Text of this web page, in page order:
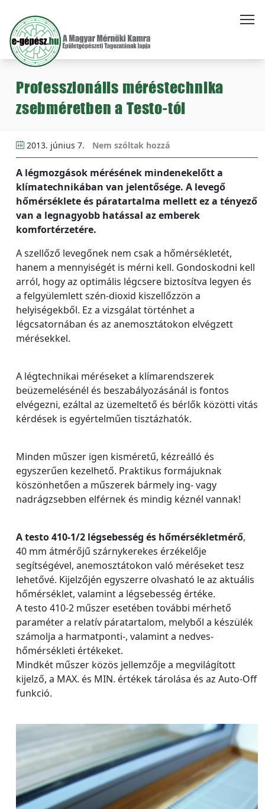
Professzionális méréstechnika
zsebméretben a Testo-tól
2013. június 7. Nem szóltak hozzá
A légmozgások mérésének mindenekelőtt a
klímatechnikában van jelentősége. A levegő
hőmérséklete és páratartalma mellett ez a tényező
van a legnagyobb hatással az emberek
komfortérzetére.
A szellőző levegőnek nem csak a hőmérsékletét,
hanem a mennyiségét is mérni kell. Gondoskodni kell
arról, hogy az optimális légcsere biztosítva legyen és
a felgyülemlett szén-dioxid kiszellőzzön a
helyiségekből. Ez a vizsgálat történhet a
légcsatornában és az anemosztátokon elvégzett
mérésekkel.
A légtechnikai méréseket a klímarendszerek
beüzemelésénél és beszabályozásánál is fontos
elvégezni, ezáltal az üzemeltető és bérlők közötti vitás
kérdések is egyértelműen tisztázhatók.
Minden műszer igen kisméretű, kézreálló és
egyszerűen kezelhető. Praktikus formájuknak
köszönhetően a műszerek bármely ing- vagy
nadrágzsebben elférnek és mindig kéznél vannak!
A testo 410-1/2 légsebesség és hőmérsékletmérő,
40 mm átmérőjű szárnykerekes érzékelője
segítségével, anemosztátokon való méréseket tesz
lehetővé. Kijelzőjén egyszerre olvasható le az aktuális
hőmérséklet, valamint a légsebesség értéke.
A testo 410-2 műszer esetében további mérhető
paraméter a relatív páratartalom, melyből a készülék
számolja a harmatponti-, valamint a nedves-
hőmérsékleti értékeket.
Mindkét műszer közös jellemzője a megvilágított
kijelző, a MAX. és MIN. értékek tárolása és az Auto-Off
funkció.